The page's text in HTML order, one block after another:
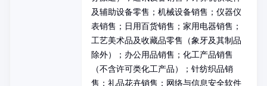
及辅助设备零售；机械设备销售；仪器仪
表销售；日用百货销售；家用电器销售；
工艺美术品及收藏品零售（象牙及其制品
除外）；办公用品销售；化工产品销售
（不含许可类化工产品）；针纺织品销
售；礼品花卉销售；网络与信息安全软件